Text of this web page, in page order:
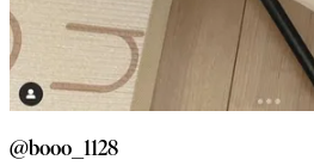
@booo_1128